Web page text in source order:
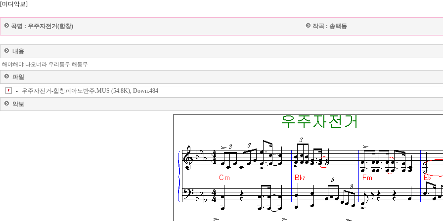
[미디악보]
곡명 : 우주자전거(합창) 작곡 : 송택동
내용
해야해야 나오너라 우리동무 해동무
파일
-
우주자전거-합창피아노반주.MUS (54.8K), Down:484
악보